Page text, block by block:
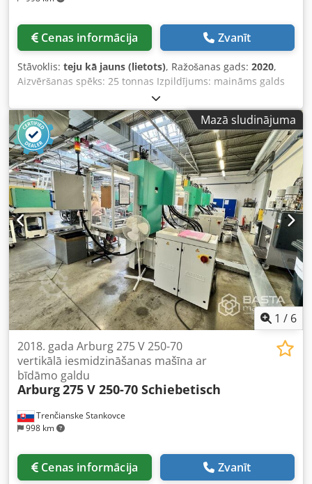
Cenas informācija Zvanīt
Stāvoklis: teju kā jauns (lietots), Ražošanas gads: 2020,
Aizvēršanas spēks: 25 tonnas Izpildījums: maināms galds
Atvēršanas spēks/gājiens min.–maks.: 100/225 mm Formas
augstums maināms min.–maks.: 122–222 mm Maināmā
galda gājiens: 500 mm Maksimālais svars uz maināmā
galda: 120 kg Izgrūdēja spēks/gājiens maks.: 16/40 kN/mm
Gliemežvada diametrs: 22 mm Lietderīgais gliemežvada
garuma un diametra attiecība L/D: 20 Maksimālais
gliemežvada gājiens: 90 mm Gājuma tilpums: 34 cm³
Šāviena svars: 31 g Iesmidzināšanas spiediens: 2000 bar
Darba stundas: 7397 h Dsdjvl Skaspfx Ag Uock
Mazā sludinājuma
1 / 6
Trenčianske Stankovce
998 km
2018. gada Arburg 275 V 250-70
vertikālā iesmidzināšanas mašīna ar
bīdāmo galdu
Arburg275 V 250-70 Schiebetisch
Cenas informācija Zvanīt